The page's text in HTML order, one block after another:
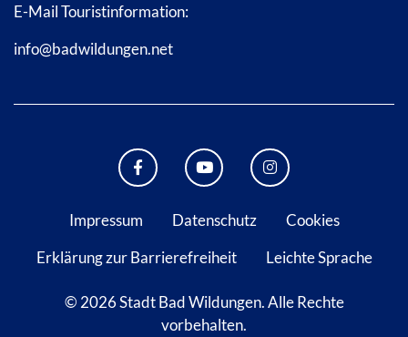
E-Mail Touristinformation:
info@badwildungen.net
FACEBOOK BAD WILDUNGEN
YOUTUBE KANAL STADT
INSTAGRAM
Impressum Datenschutz
Cookies
Erklärung zur Barrierefreiheit
Leichte Sprache
© 2026 Stadt Bad Wildungen.Alle Rechte
vorbehalten.